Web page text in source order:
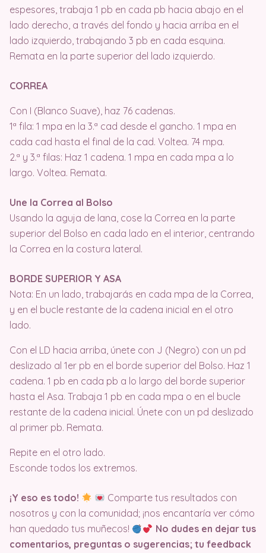
espesores, trabaja 1 pb en cada pb hacia abajo en el
lado derecho, a través del fondo y hacia arriba en el
lado izquierdo, trabajando 3 pb en cada esquina.
Remata en la parte superior del lado izquierdo.
CORREA
Con I (Blanco Suave), haz 76 cadenas.
1ª fila: 1 mpa en la 3.ª cad desde el gancho. 1 mpa en
cada cad hasta el final de la cad. Voltea. 74 mpa.
2.ª y 3.ª filas: Haz 1 cadena. 1 mpa en cada mpa a lo
largo. Voltea. Remata.
Une la Correa al Bolso
Usando la aguja de lana, cose la Correa en la parte
superior del Bolso en cada lado en el interior, centrando
la Correa en la costura lateral.
BORDE SUPERIOR Y ASA
Nota: En un lado, trabajarás en cada mpa de la Correa,
y en el bucle restante de la cadena inicial en el otro
lado.
Con el LD hacia arriba, únete con J (Negro) con un pd
deslizado al 1er pb en el borde superior del Bolso. Haz 1
cadena. 1 pb en cada pb a lo largo del borde superior
hasta el Asa. Trabaja 1 pb en cada mpa o en el bucle
restante de la cadena inicial. Únete con un pd deslizado
al primer pb. Remata.
Repite en el otro lado.
Esconde todos los extremos.
¡Y eso es todo!
Comparte tus resultados con
nosotros y con la comunidad; ¡nos encantaría ver cómo
han quedado tus muñecos!
No dudes en dejar tus
comentarios, preguntas o sugerencias; tu feedback